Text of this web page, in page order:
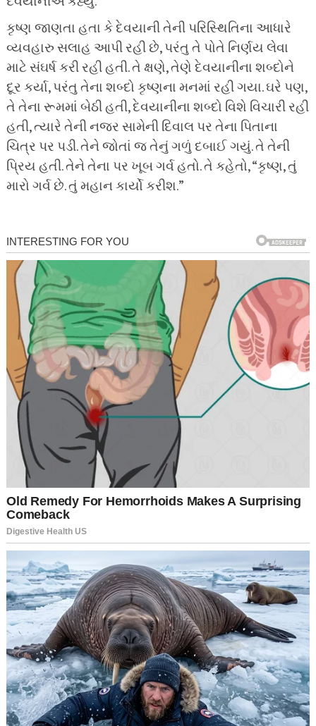
કૃષ્ણ જાણતા હતા કે દેવયાની તેની પરિસ્થિતિના આધારે
વ્યવહારુ સલાહ આપી રહી છે, પરંતુ તે પોતે નિર્ણય લેવા
માટે સંઘર્ષ કરી રહી હતી. તે ક્ષણે, તેણે દેવયાનીના શબ્દોને
દૂર કર્યા, પરંતુ તેના શબ્દો કૃષ્ણના મનમાં રહી ગયા. ઘરે પણ,
તે તેના રૂમમાં બેઠી હતી, દેવયાનીના શબ્દો વિશે વિચારી રહી
હતી, ત્યારે તેની નજર સામેની દિવાલ પર તેના પિતાના
ચિત્ર પર પડી. તેને જોતાં જ તેનું ગળું દબાઈ ગયું. તે તેની
પ્રિય હતી. તેને તેના પર ખૂબ ગર્વ હતો. તે કહેતો, “કૃષ્ણ, તું
મારો ગર્વ છે. તું મહાન કાર્યો કરીશ.”